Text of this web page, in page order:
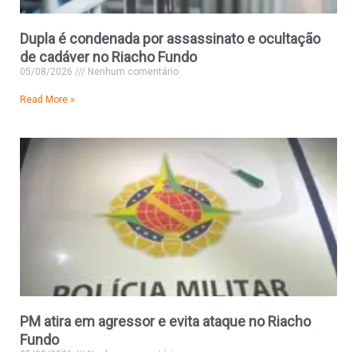
Dupla é condenada por assassinato e ocultação
de cadáver no Riacho Fundo
05/08/2026 Nenhum comentário
Read More »
PM atira em agressor e evita ataque no Riacho
Fundo